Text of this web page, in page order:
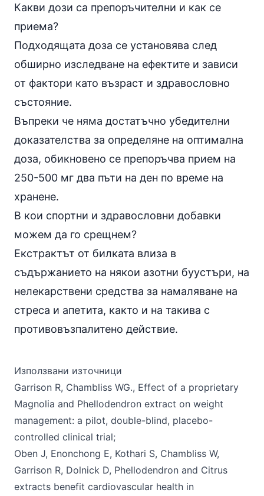
Какви дози са препоръчителни и как се
приема?
Подходящата доза се установява след
обширно изследване на ефектите и зависи
от фактори като възраст и здравословно
състояние.
Въпреки че няма достатъчно убедителни
доказателства за определяне на оптимална
доза, обикновено се препоръчва прием на
250-500 мг два пъти на ден по време на
хранене.
В кои спортни и здравословни добавки
можем да го срещнем?
Екстрактът от билката влиза в
съдържанието на някои азотни буустъри, на
нелекарствени средства за намаляване на
стреса и апетита, както и на такива с
противовъзпалитено действие.
Използвани източници
Garrison R, Chambliss WG., Effect of a proprietary
Magnolia and Phellodendron extract on weight
management: a pilot, double-blind, placebo-
controlled clinical trial;
Oben J, Enonchong E, Kothari S, Chambliss W,
Garrison R, Dolnick D, Phellodendron and Citrus
extracts benefit cardiovascular health in